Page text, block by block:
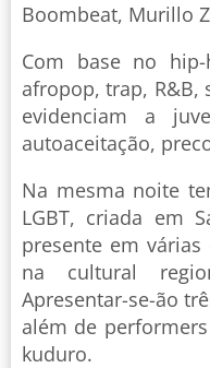
Boombeat, Murillo
Com base no
afropop, trap, R&B,
evidenciam a
autoaceitação,
Na mesma noite
LGBT, criada em
presente em
na cultural
Apresentar-se-ão
além de
kuduro.